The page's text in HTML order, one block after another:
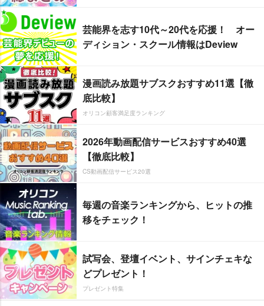
芸能界を志す10代～20代を応援！ オー
ディション・スクール情報はDeview
漫画読み放題サブスクおすすめ11選【徹
底比較】
オリコン顧客満足度ランキング
2026年動画配信サービスおすすめ40選
【徹底比較】
CS動画配信サービス20選
毎週の音楽ランキングから、ヒットの推
移をチェック！
試写会、登壇イベント、サインチェキな
どプレゼント！
プレゼント特集